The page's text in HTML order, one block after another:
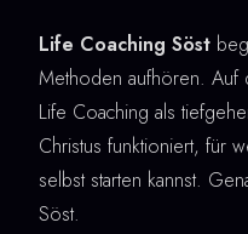
Life Coaching Söst
Methoden aufhören. Auf
Life Coaching als
Christus funktioniert, für
selbst starten kannst.
Söst.